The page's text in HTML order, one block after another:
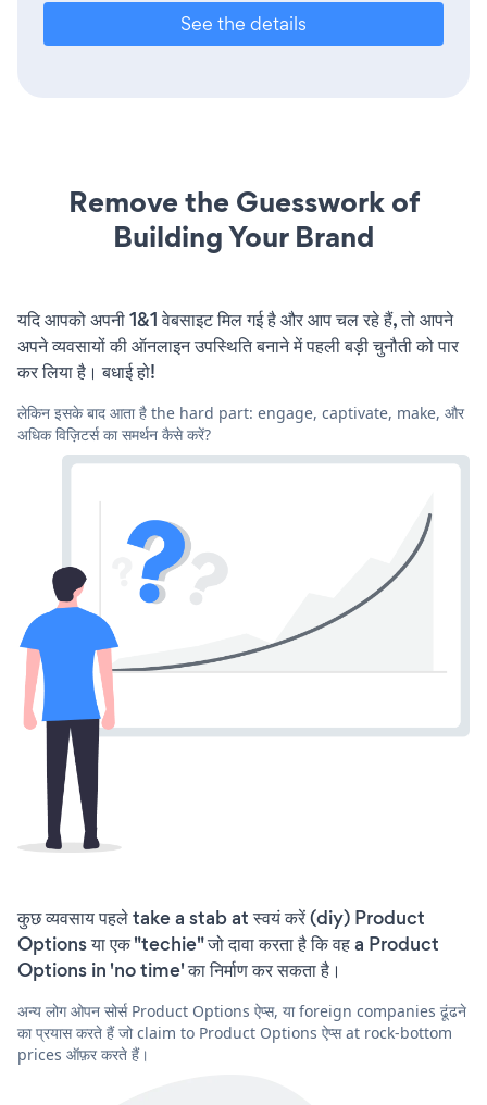
See the details
Remove the Guesswork of
Building Your Brand
यदि आपको अपनी 1&1 वेबसाइट मिल गई है और आप चल रहे हैं, तो आपने
अपने व्यवसायों की ऑनलाइन उपस्थिति बनाने में पहली बड़ी चुनौती को पार
कर लिया है। बधाई हो!
लेकिन इसके बाद आता है the hard part: engage, captivate, make, और
अधिक विज़िटर्स का समर्थन कैसे करें?
कुछ व्यवसाय पहले take a stab at स्वयं करें (diy) Product
Options या एक "techie" जो दावा करता है कि वह a Product
Options in 'no time' का निर्माण कर सकता है।
अन्य लोग ओपन सोर्स Product Options ऐप्स, या foreign companies ढूंढने
का प्रयास करते हैं जो claim to Product Options ऐप्स at rock-bottom
prices ऑफ़र करते हैं।